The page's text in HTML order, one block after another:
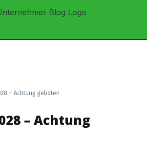
– Achtung geboten
– Achtung